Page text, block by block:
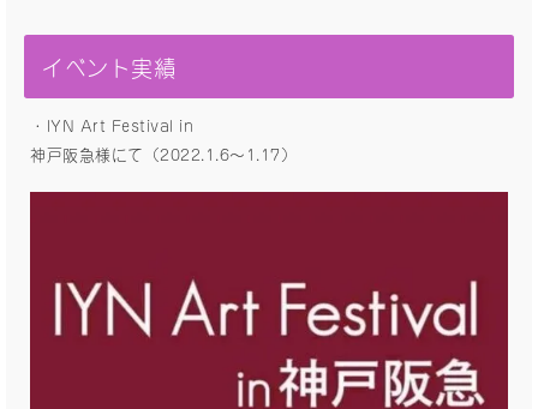
イベント実績
・IYN Art Festival in
神戸阪急様にて（2022.1.6〜1.17）